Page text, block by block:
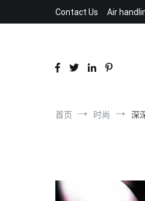
到
Contact Us Air
首页 时尚 深